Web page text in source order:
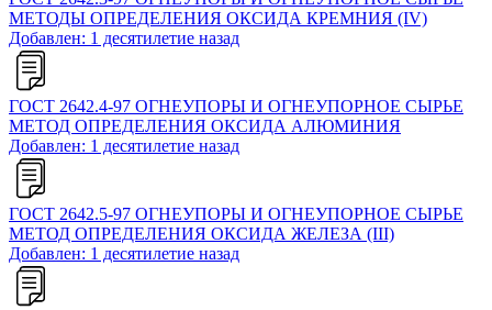
МЕТОДЫ ОПРЕДЕЛЕНИЯ ОКСИДА КРЕМНИЯ (IV)
Добавлен: 1 десятилетие назад
ГОСТ 2642.4-97 ОГНЕУПОРЫ И ОГНЕУПОРНОЕ СЫРЬЕ
МЕТОД ОПРЕДЕЛЕНИЯ ОКСИДА АЛЮМИНИЯ
Добавлен: 1 десятилетие назад
ГОСТ 2642.5-97 ОГНЕУПОРЫ И ОГНЕУПОРНОЕ СЫРЬЕ
МЕТОД ОПРЕДЕЛЕНИЯ ОКСИДА ЖЕЛЕЗА (III)
Добавлен: 1 десятилетие назад